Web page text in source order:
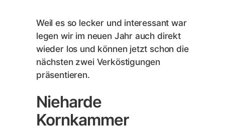
Weil es so lecker und interessant war
legen wir im neuen Jahr auch direkt
wieder los und können jetzt schon die
nächsten zwei Verköstigungen
präsentieren.
Nieharde
Kornkammer